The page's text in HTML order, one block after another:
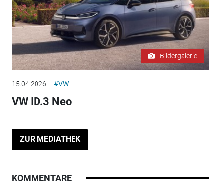
Bildergalerie
15.04.2026 #VW
VW ID.3 Neo
ZUR MEDIATHEK
KOMMENTARE